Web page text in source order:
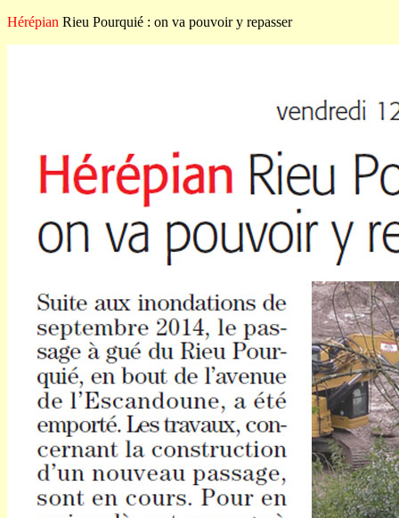
Hérépian Rieu Pourquié : on va pouvoir y repasser